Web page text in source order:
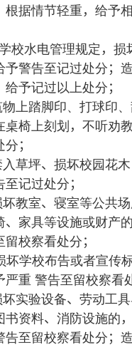
根据情节轻重 ，给予
校水电管理规定 ， 损
予警告至记过处分 ；
给予记过以上处分 ；
上踏脚印、打球印
桌椅上刻划 ，不听劝
分 ；
草坪、 损坏校园花木
至记过处分 ；
教室、 寝室等公共
、 家具等设施或财产的
留校察看处分；
坏学校布告或者宣传
严重 警告至留校察看
实验设备、 劳动工具
书资料、消防设施的
告至留校察看处分 ；